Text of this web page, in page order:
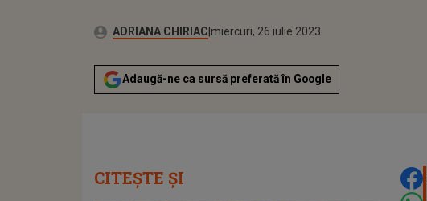
Autor:ADRIANA CHIRIACPublicat:
marți, 26 iulie 2022
Actualizat:
miercuri, 26 iulie 2023
Adaugă-ne ca sursă preferată în Google
CITEȘTE ȘI